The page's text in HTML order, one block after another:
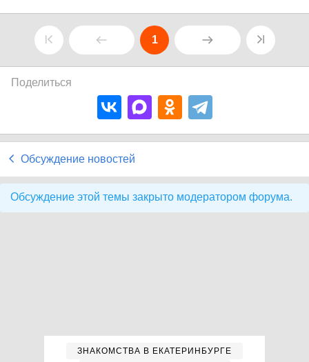
1
Поделиться
Обсуждение новостей
Обсуждение этой темы закрыто модератором форума.
ЗНАКОМСТВА В ЕКАТЕРИНБУРГЕ